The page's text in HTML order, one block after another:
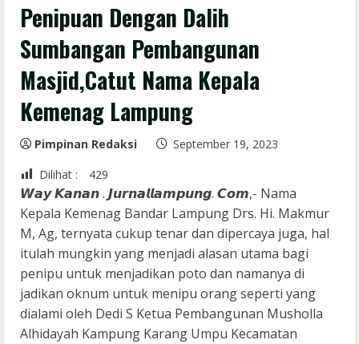
Penipuan Dengan Dalih
Sumbangan Pembangunan
Masjid,Catut Nama Kepala
Kemenag Lampung
Pimpinan Redaksi
September 19, 2023
Dilihat :
429
𝙒𝙖𝙮 𝙆𝙖𝙣𝙖𝙣 . 𝙅𝙪𝙧𝙣𝙖𝙡𝙡𝙖𝙢𝙥𝙪𝙣𝙜. 𝘾𝙤𝙢,- Nama
Kepala Kemenag Bandar Lampung Drs. Hi. Makmur
M, Ag, ternyata cukup tenar dan dipercaya juga, hal
itulah mungkin yang menjadi alasan utama bagi
penipu untuk menjadikan poto dan namanya di
jadikan oknum untuk menipu orang seperti yang
dialami oleh Dedi S Ketua Pembangunan Musholla
Alhidayah Kampung Karang Umpu Kecamatan